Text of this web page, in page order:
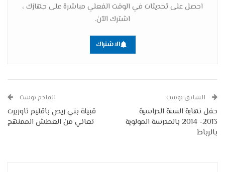
احصل على تحديثات في الوقت الفعلي مباشرة على جهازك ،
اشترك الآن.
الاشتراك
السابق بوست
حفل نهاية السنة الدراسية
2013- 2014 بالمدرسة المولوية
بالرباط
القادم بوست
قبيلة بني ريص باقليم تاوريرت
تعاني من العطش الممنهج